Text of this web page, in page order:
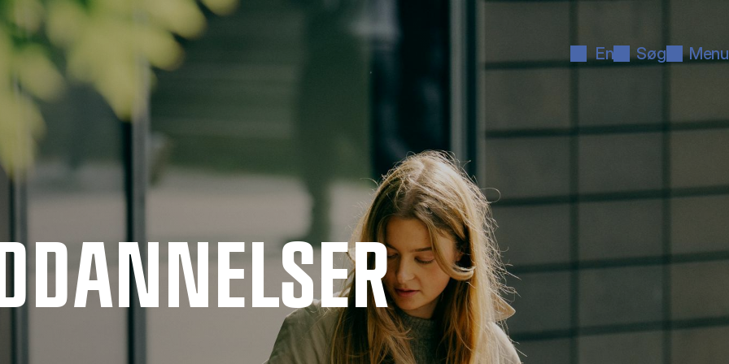
En Søg Menu